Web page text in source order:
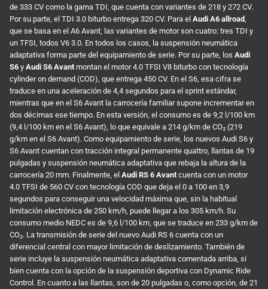
de 333 CV como la gama TDI, que cuenta con variantes de 218 y 272 CV.
Por su parte, el TDI 3.0 biturbo entrega 320 CV. Para el Audi A6 allroad
que se basa en el A6 Avant, las variantes de motor son cuatro: tres TDI y
un TFSI, todos V6 3.0. En todos los casos, la suspensión neumática
adaptativa forma parte del equipamiento de serie. Por su parte, los Audi
S6 y Audi S6 Avant montan el motor 4.0 TFSI V8 biturbo con tecnología
cylinder on demand (COD), que entrega 450 CV. En el S6, esa cifra se
traduce en una aceleración de 4,4 segundos para el sprint estándar,
mientras que en el S6 Avant la carrocería familiar supone incrementar en
dos décimas ese tiempo. En esta versión, el consumo es de 9,2 l/100 km
(9,4 l/100 km en el S6 Avant), lo que equivale a 214 g/km de CO₂ (219
g/km en el S6 Avant). Como equipamiento de serie, los nuevos Audi S6 y
S6 Avant cuentan con tracción integral permanente quattro, llantas de 19
pulgadas y suspensión neumática adaptativa que rebaja la altura de la
carrocería 20 mm. Finalmente, el Audi RS 6 Avant cuenta con un motor
4.0 TFSI de 560 CV con tecnología COD que deja el 0 a 100 en 3,9
segundos para conseguir una velocidad máxima que, sin la habitual
limitación electrónica de 250 km/h, puede llegar a los 305 km/h. Su
consumo medio NEDC es de 9,6 l/100 km, que se traduce en 233 g/km de
CO₂. La transmisión de serie del nuevo Audi RS 6 cuenta con un
diferencial central con mayor limitación de deslizamiento. También de
serie incluye la suspensión neumática adaptativa comentada arriba, si
bien cuenta con la opción de la suspensión deportiva con Dynamic Ride
Control. En cuanto a las llantas, son de 20 pulgadas o, como opción, de 21